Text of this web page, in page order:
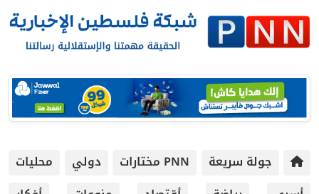
جولة سريعة PNN مختارات دولي
محليات